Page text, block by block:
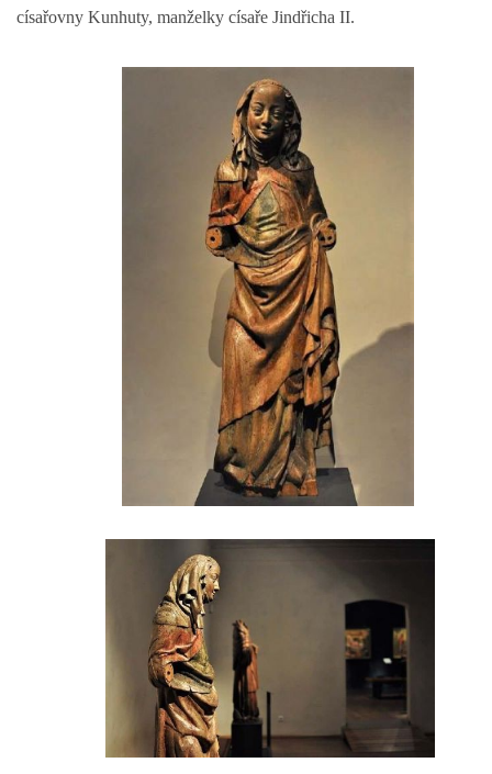
Kontakt:
tel. 773 916 275
info@domdej.cz
--------------------------------------------------------------
Tento projekt je realizován za finanční podpory
města Domažlice.
Aktualizováno: 17. 7. 2026
císařovny Kunhuty, manželky císaře Jindřicha II.